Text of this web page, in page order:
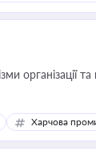
організації
Харчова